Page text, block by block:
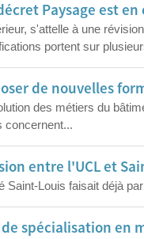
Paysage est en
s'attelle à une
portent sur
de nouvelles
des métiers du
concernent...
entre l'UCL et
Saint-Louis faisait déjà
spécialisation en